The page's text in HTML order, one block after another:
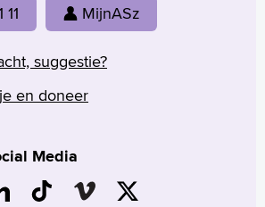
MijnASz
suggestie?
en doneer
Media